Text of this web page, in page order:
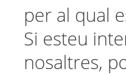
per al qual
Si esteu
nosaltres,